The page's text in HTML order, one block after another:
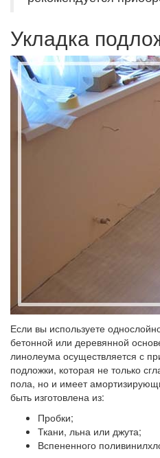
Укладка
Если вы используете
бетонной или деревянной
линолеума осуществляется с
подложки, которая не только
пола, но и имеет
быть изготовлена из:
Пробки;
Ткани, льна или джута;
Вспененного